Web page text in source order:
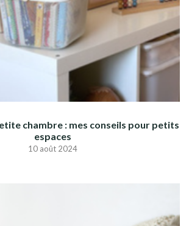
chambre : mes conseils pour petits
espaces
10 août 2024